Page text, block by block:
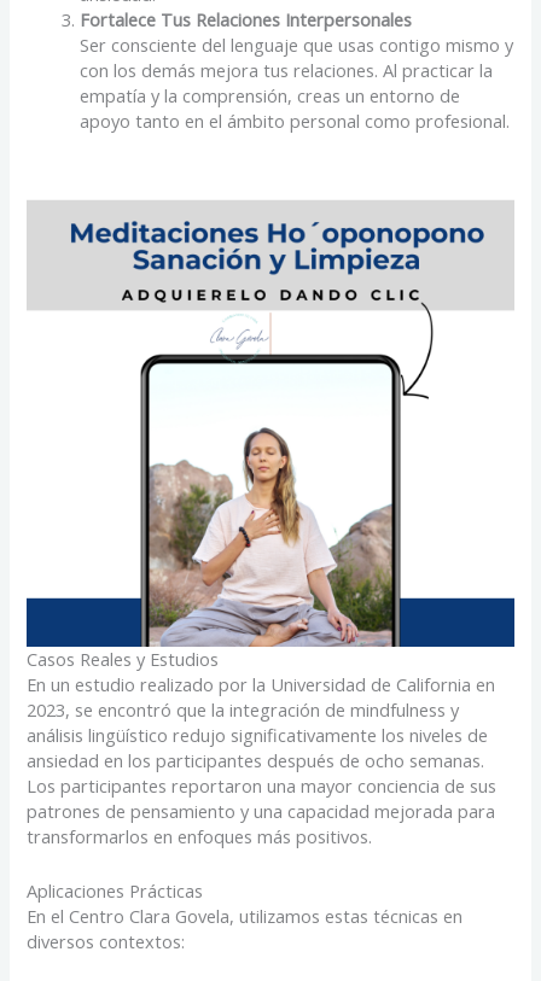
Fortalece Tus Relaciones Interpersonales
Ser consciente del lenguaje que usas contigo mismo y
con los demás mejora tus relaciones. Al practicar la
empatía y la comprensión, creas un entorno de
apoyo tanto en el ámbito personal como profesional.
Casos Reales y Estudios
En un estudio realizado por la Universidad de California en
2023, se encontró que la integración de mindfulness y
análisis lingüístico redujo significativamente los niveles de
ansiedad en los participantes después de ocho semanas.
Los participantes reportaron una mayor conciencia de sus
patrones de pensamiento y una capacidad mejorada para
transformarlos en enfoques más positivos.
Aplicaciones Prácticas
En el Centro Clara Govela, utilizamos estas técnicas en
diversos contextos: